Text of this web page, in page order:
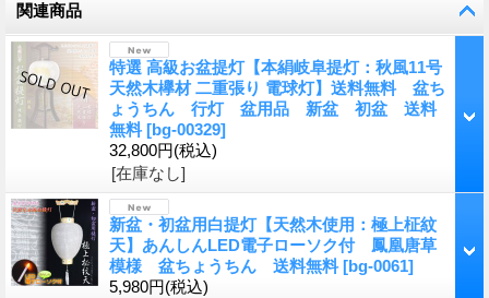
関連商品
特選 高級お盆提灯【本絹岐阜提灯：秋風11号
天然木欅材 二重張り 電球灯】送料無料 盆ち
ょうちん 行灯 盆用品 新盆 初盆 送料
無料 [bg-00329]
32,800円(税込)
[在庫なし]
新盆・初盆用白提灯【天然木使用：極上柾紋
天】あんしんLED電子ローソク付 鳳凰唐草
模様 盆ちょうちん 送料無料 [bg-0061]
5,980円(税込)